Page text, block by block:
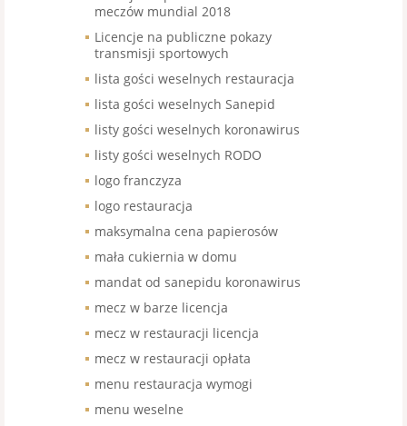
meczów mundial 2018
Licencje na publiczne pokazy
transmisji sportowych
lista gości weselnych restauracja
lista gości weselnych Sanepid
listy gości weselnych koronawirus
listy gości weselnych RODO
logo franczyza
logo restauracja
maksymalna cena papierosów
mała cukiernia w domu
mandat od sanepidu koronawirus
mecz w barze licencja
mecz w restauracji licencja
mecz w restauracji opłata
menu restauracja wymogi
menu weselne